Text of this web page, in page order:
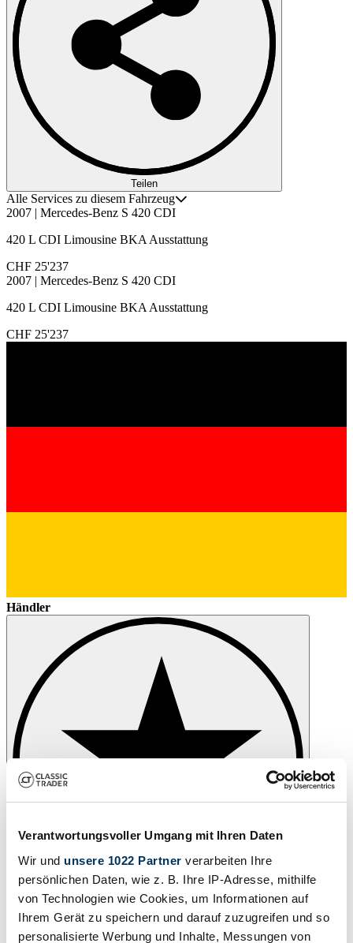
Verantwortungsvoller Umgang mit Ihren Daten
Wir und unsere 1022 Partner verarbeiten Ihre
persönlichen Daten, wie z. B. Ihre IP-Adresse, mithilfe
von Technologien wie Cookies, um Informationen auf
Ihrem Gerät zu speichern und darauf zuzugreifen und so
personalisierte Werbung und Inhalte, Messungen von
Teilen
Alle Services zu diesem Fahrzeug
2007 | Mercedes-Benz S 420 CDI
420 L CDI Limousine BKA Ausstattung
CHF 25'237
2007 | Mercedes-Benz S 420 CDI
420 L CDI Limousine BKA Ausstattung
CHF 25'237
Händler
Beobachten